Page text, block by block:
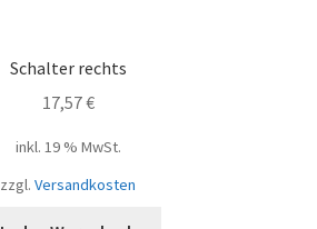
Schalter rechts
17,57€
inkl. 19 % MwSt.
zzgl. Versandkosten